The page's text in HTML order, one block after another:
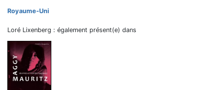
Royaume-Uni
Loré Lixenberg : également présent(e) dans